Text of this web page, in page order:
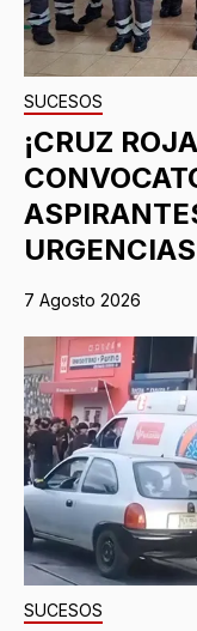
SUCESOS
¡CRUZ
7 Agosto 2026
SUCESOS